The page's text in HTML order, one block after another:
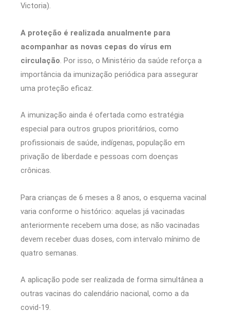
Victoria).
A proteção é realizada anualmente para
acompanhar as novas cepas do vírus em
circulação. Por isso, o Ministério da saúde reforça a
importância da imunização periódica para assegurar
uma proteção eficaz.
A imunização ainda é ofertada como estratégia
especial para outros grupos prioritários, como
profissionais de saúde, indígenas, população em
privação de liberdade e pessoas com doenças
crônicas.
Para crianças de 6 meses a 8 anos, o esquema vacinal
varia conforme o histórico: aquelas já vacinadas
anteriormente recebem uma dose; as não vacinadas
devem receber duas doses, com intervalo mínimo de
quatro semanas.
A aplicação pode ser realizada de forma simultânea a
outras vacinas do calendário nacional, como a da
covid-19.